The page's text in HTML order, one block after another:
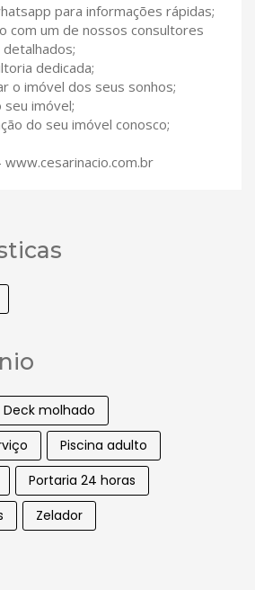
para informações rápidas;
com um de nossos consultores
dedicada;
o imóvel dos seus sonhos;
seu imóvel;
do seu imóvel conosco;
Deck molhado
Piscina adulto
Portaria 24 horas
Zelador